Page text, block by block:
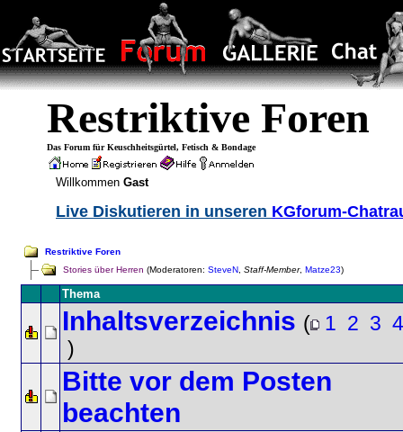
Restriktive Foren
Das Forum für Keuschheitsgürtel, Fetisch & Bondage
Willkommen Gast
Live Diskutieren in unseren KGforum-
Restriktive Foren
Stories über Herren (Moderatoren: SteveN Staff-Member, Matze23)
Thema
Inhaltsverzeichnis ( 1 2 3 4
)
Bitte vor dem Posten
beachten